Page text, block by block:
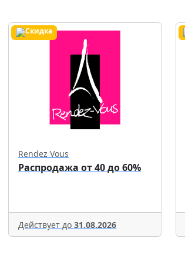
Rendez Vous
Распродажа от 40 до 60%
Действует до 31.08.2026